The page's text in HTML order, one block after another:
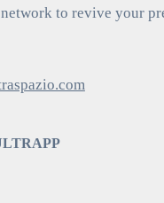
to revive your